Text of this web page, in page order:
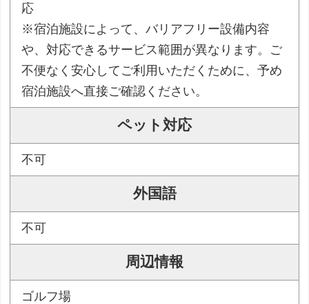
応
※宿泊施設によって、バリアフリー設備内容
や、対応できるサービス範囲が異なります。ご
不便なく安心してご利用いただくために、予め
宿泊施設へ直接ご確認ください。
ペット対応
不可
外国語
不可
周辺情報
ゴルフ場